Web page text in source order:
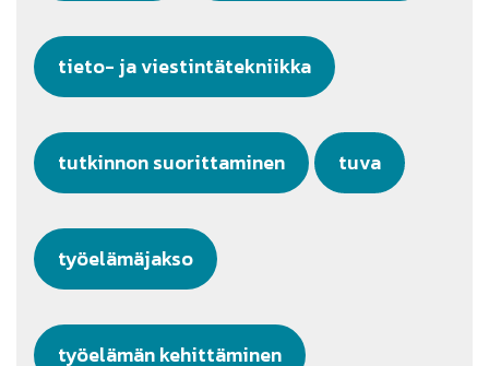
tieto- ja viestintätekniikka
tutkinnon suorittaminen tuva
työelämäjakso
työelämän kehittäminen